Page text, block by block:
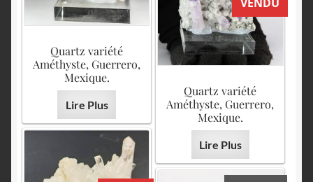
Quartz variété
Améthyste, Guerrero,
Mexique.
Lire Plus
Quartz variété
Améthyste, Guerrero,
Mexique.
Lire Plus